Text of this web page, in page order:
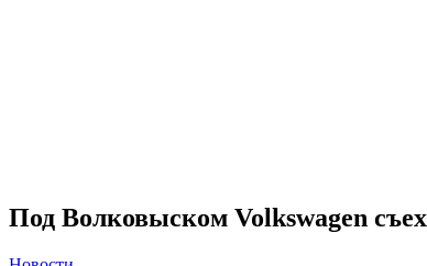
Под Волковыском Volkswagen